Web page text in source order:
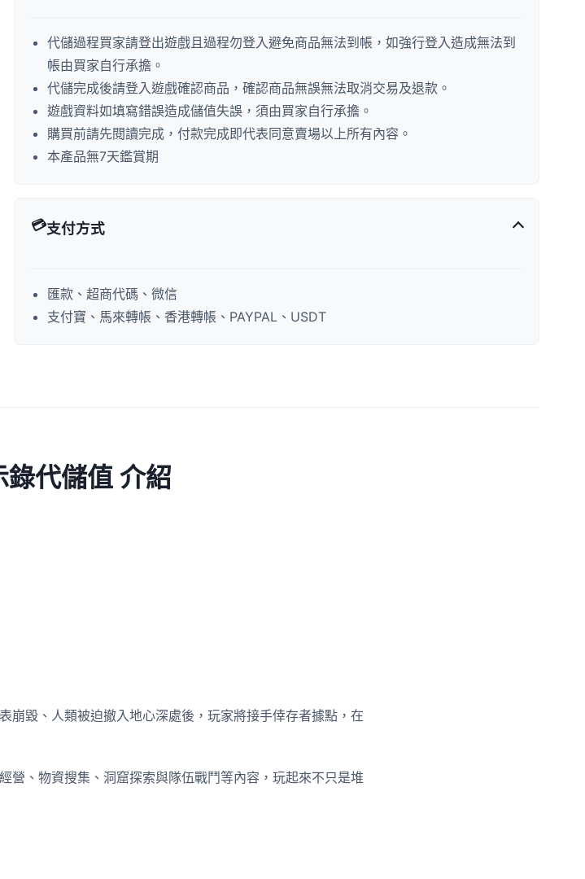
代儲過程買家請登出遊戲且過程勿登入避免商品無法到帳，如強行登入造成無法到
帳由買家自行承擔。
代儲完成後請登入遊戲確認商品，確認商品無誤無法取消交易及退款。
遊戲資料如填寫錯誤造成儲值失誤，須由買家自行承擔。
購買前請先閱讀完成，付款完成即代表同意賣場以上所有內容。
本產品無7天鑑賞期
💳支付方式
匯款、超商代碼、微信
支付寶、馬來轉帳、香港轉帳、PAYPAL、USDT
錄代儲值 介紹
崩毀、人類被迫撤入地心深處後，玩家將接手倖存者據點，在
營、物資搜集、洞窟探索與隊伍戰鬥等內容，玩起來不只是堆